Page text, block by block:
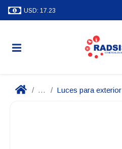
USD: 17.23
... Luces para exterior